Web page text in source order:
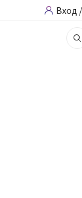
Вход